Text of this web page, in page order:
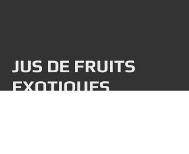
JUS DE FRUITS
EXOTIQUES